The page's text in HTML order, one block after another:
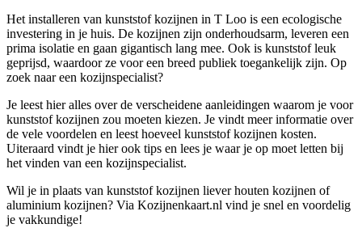
Het installeren van kunststof kozijnen in T Loo is een ecologische
investering in je huis. De kozijnen zijn onderhoudsarm, leveren een
prima isolatie en gaan gigantisch lang mee. Ook is kunststof leuk
geprijsd, waardoor ze voor een breed publiek toegankelijk zijn. Op
zoek naar een kozijnspecialist?
Je leest hier alles over de verscheidene aanleidingen waarom je voor
kunststof kozijnen zou moeten kiezen. Je vindt meer informatie over
de vele voordelen en leest hoeveel kunststof kozijnen kosten.
Uiteraard vindt je hier ook tips en lees je waar je op moet letten bij
het vinden van een kozijnspecialist.
Wil je in plaats van kunststof kozijnen liever houten kozijnen of
aluminium kozijnen? Via Kozijnenkaart.nl vind je snel en voordelig
je vakkundige!